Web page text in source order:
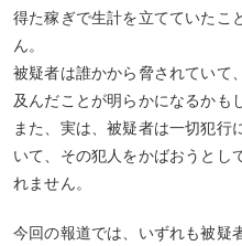
得た稼ぎで生計を立てていたこ
ん。
被疑者は誰かから脅されていて
及んだことが明らかになるかも
また、実は、被疑者は一切犯行
いて、その犯人をかばおうとし
れません。
今回の報道では、いずれも被疑